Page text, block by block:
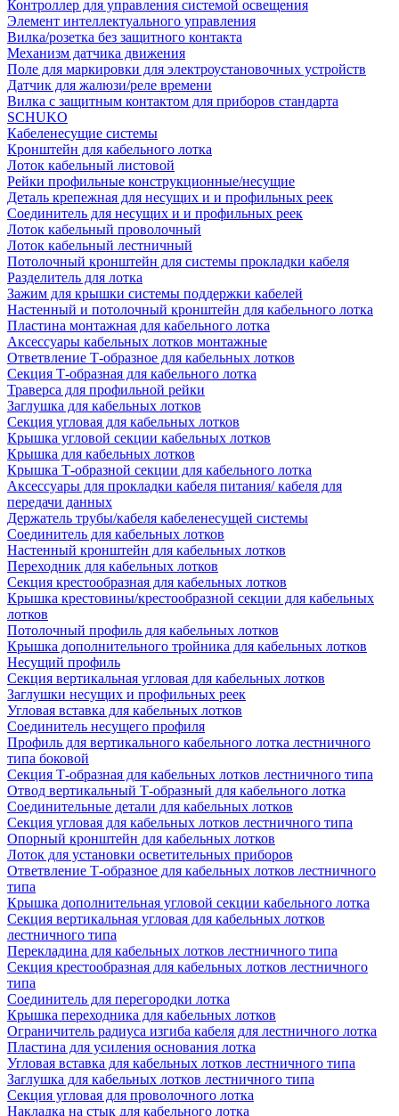
Контроллер для управления системой освещения
Элемент интеллектуального управления
Вилка/розетка без защитного контакта
Механизм датчика движения
Поле для маркировки для электроустановочных устройств
Датчик для жалюзи/реле времени
Вилка с защитным контактом для приборов стандарта
SCHUKO
Кабеленесущие системы
Кронштейн для кабельного лотка
Лоток кабельный листовой
Рейки профильные конструкционные/несущие
Деталь крепежная для несущих и и профильных реек
Соединитель для несущих и и профильных реек
Лоток кабельный проволочный
Лоток кабельный лестничный
Потолочный кронштейн для системы прокладки кабеля
Разделитель для лотка
Зажим для крышки системы поддержки кабелей
Настенный и потолочный кронштейн для кабельного лотка
Пластина монтажная для кабельного лотка
Аксессуары кабельных лотков монтажные
Ответвление Т-образное для кабельных лотков
Секция Т-образная для кабельного лотка
Траверса для профильной рейки
Заглушка для кабельных лотков
Секция угловая для кабельных лотков
Крышка угловой секции кабельных лотков
Крышка для кабельных лотков
Крышка Т-образной секции для кабельного лотка
Аксессуары для прокладки кабеля питания/ кабеля для
передачи данных
Держатель трубы/кабеля кабеленесущей системы
Соединитель для кабельных лотков
Настенный кронштейн для кабельных лотков
Переходник для кабельных лотков
Секция крестообразная для кабельных лотков
Крышка крестовины/крестообразной секции для кабельных
лотков
Потолочный профиль для кабельных лотков
Крышка дополнительного тройника для кабельных лотков
Несущий профиль
Секция вертикальная угловая для кабельных лотков
Заглушки несущих и профильных реек
Угловая вставка для кабельных лотков
Соединитель несущего профиля
Профиль для вертикального кабельного лотка лестничного
типа боковой
Секция Т-образная для кабельных лотков лестничного типа
Отвод вертикальный Т-образный для кабельного лотка
Соединительные детали для кабельных лотков
Секция угловая для кабельных лотков лестничного типа
Опорный кронштейн для кабельных лотков
Лоток для установки осветительных приборов
Ответвление Т-образное для кабельных лотков лестничного
типа
Крышка дополнительная угловой секции кабельного лотка
Секция вертикальная угловая для кабельных лотков
лестничного типа
Перекладина для кабельных лотков лестничного типа
Секция крестообразная для кабельных лотков лестничного
типа
Соединитель для перегородки лотка
Крышка переходника для кабельных лотков
Ограничитель радиуса изгиба кабеля для лестничного лотка
Пластина для усиления основания лотка
Угловая вставка для кабельных лотков лестничного типа
Заглушка для кабельных лотков лестничного типа
Секция угловая для проволочного лотка
Накладка на стык для кабельного лотка